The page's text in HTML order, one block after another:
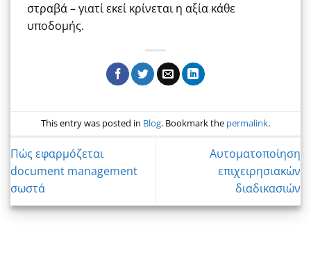
στραβά – γιατί εκεί κρίνεται η αξία κάθε
υποδομής.
This entry was posted in Blog. Bookmark the permalink.
Πώς εφαρμόζεται
document management
σωστά
Αυτοματοποίηση
επιχειρησιακών
διαδικασιών